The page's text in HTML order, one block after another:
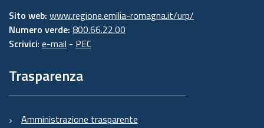
Sito web: www.regione.emilia-romagna.it/urp/
Numero verde: 800.66.22.00
Scrivici: e-mail - PEC
Trasparenza
Amministrazione trasparente